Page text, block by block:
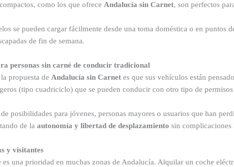
como los que ofrece Andalucía sin Carnet, son perfectos
se pueden cargar fácilmente desde una toma doméstica o en puntos
de fin de semana.
personas sin carné de conducir tradicional
propuesta de Andalucía sin Carnet es que sus vehículos están
(tipo cuadriciclo) que se pueden conducir con otro tipo de
posibilidades para jóvenes, personas mayores o usuarios que han
de laautonomía y libertad de desplazamiento sin complicaciones
y visitantes
es una prioridad en muchas zonas de Andalucía. Alquilar un coche